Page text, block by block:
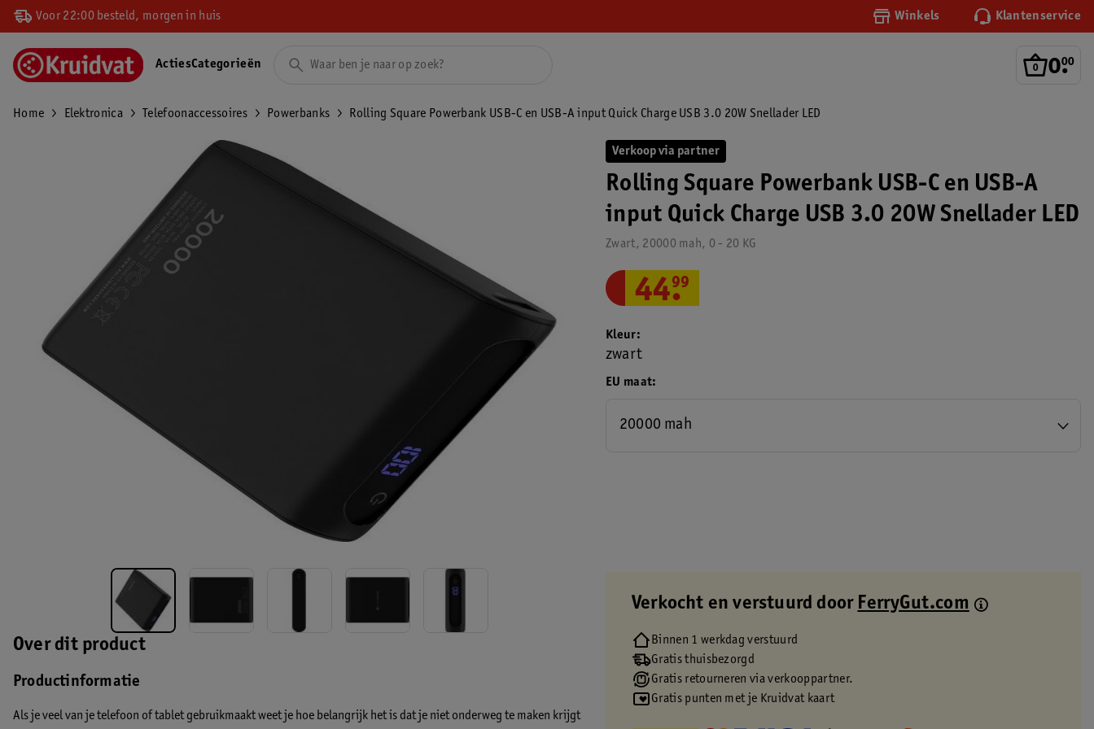
Voor 22:00 besteld, morgen in huis Winkels Klantenservice
0.
00
ActiesCategorieën
Home Elektronica Telefoonaccessoires Powerbanks Rolling Square Powerbank USB-C en USB-A input Quick Charge USB 3.0 20W Snellader LED
Over dit product
Productinformatie
Als je veel van je telefoon of tablet gebruikmaakt weet je hoe belangrijk het is dat je niet onderweg te maken krijgt
Verkoop via partner
Rolling Square Powerbank USB-C en USB-A
input Quick Charge USB 3.0 20W Snellader LED
Zwart, 20000 mah, 0 - 20 KG
44.
99
EU maat
20000 mah
Kleur
zwart
Verkocht en verstuurd door FerryGut.com
Binnen 1 werkdag verstuurd
Gratis thuisbezorgd
Gratis retourneren via verkooppartner.
Gratis punten met je Kruidvat kaart